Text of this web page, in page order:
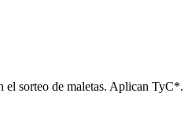
el sorteo de maletas. Aplican TyC*.